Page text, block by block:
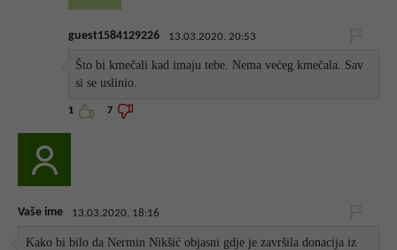
guest1584129226 13.03.2020. 20:53
Što bi kmečali kad imaju tebe. Nema većeg kmečala. Sav
si se uslinio.
1 7
Vaše ime 13.03.2020. 18:16
Kako bi bilo da Nermin Nikšić objasni gdje je završila donacija iz